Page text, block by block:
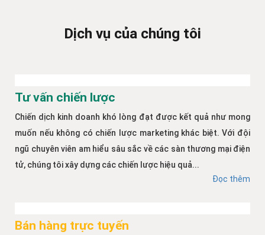
Dịch vụ của chúng tôi
Tư vấn chiến lược
Chiến dịch kinh doanh khó lòng đạt được kết quả như mong
muốn nếu không có chiến lược marketing khác biệt. Với đội
ngũ chuyên viên am hiểu sâu sắc về các sàn thương mại điện
tử, chúng tôi xây dựng các chiến lược hiệu quả...
Đọc thêm
Bán hàng trực tuyến